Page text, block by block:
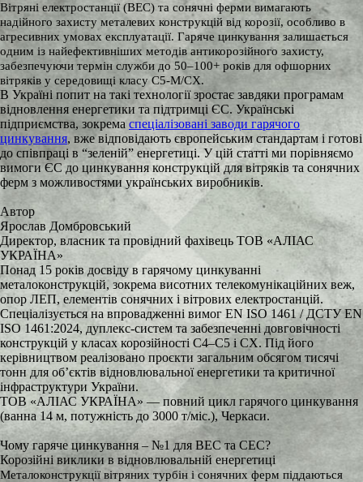
Вітряні електростанції (ВЕС) та сонячні ферми вимагають
надійного захисту металевих конструкцій від корозії, особливо в
агресивних умовах експлуатації. Гаряче цинкування залишається
одним із найефективніших методів антикорозійного захисту,
забезпечуючи термін служби до 50–100+ років для офшорних
вітряків у середовищі класу C5-M/CX.
В Україні попит на такі технології зростає завдяки програмам
відновлення енергетики та підтримці ЄС. Українські
підприємства, зокрема спеціалізовані заводи гарячого
цинкування, вже відповідають європейським стандартам і готові
до співпраці в “зеленій” енергетиці. У цій статті ми порівняємо
вимоги ЄС до цинкування конструкцій для вітряків та сонячних
ферм з можливостями українських виробників.
Автор
Ярослав Домбровський
Директор, власник та провідний фахівець ТОВ «АЛІАС
УКРАЇНА»
Понад 15 років досвіду в гарячому цинкуванні
металоконструкцій, зокрема висотних телекомунікаційних веж,
опор ЛЕП, елементів сонячних і вітрових електростанцій.
Спеціалізується на впровадженні вимог EN ISO 1461 / ДСТУ EN
ISO 1461:2024, дуплекс-систем та забезпеченні довговічності
конструкцій у класах корозійності C4–C5 і CX. Під його
керівництвом реалізовано проєкти загальним обсягом тисячі
тонн для об’єктів відновлювальної енергетики та критичної
інфраструктури України.
ТОВ «АЛІАС УКРАЇНА» — повний цикл гарячого цинкування
(ванна 14 м, потужність до 3000 т/міс.), Черкаси.
Чому гаряче цинкування – №1 для ВЕС та СЕС?
Корозійні виклики в відновлювальній енергетиці
Металоконструкції вітряних турбін і сонячних ферм піддаються